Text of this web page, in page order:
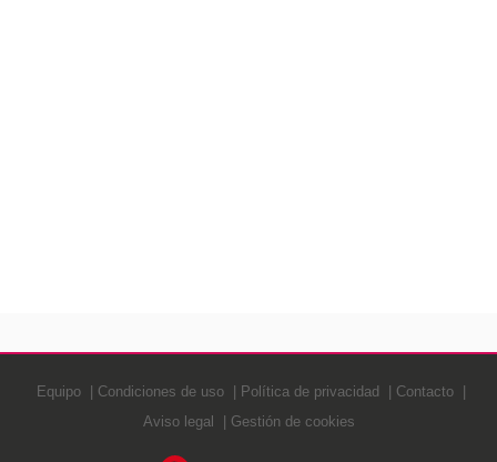
Equipo Condiciones de uso Política de privacidad
Contacto
Aviso legal
Gestión de cookies